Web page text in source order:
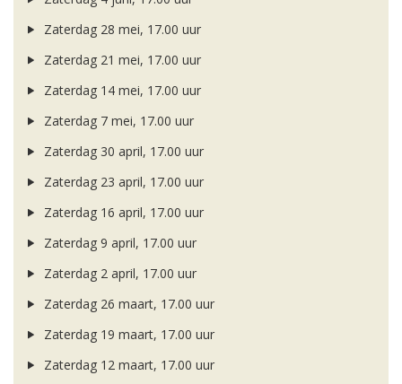
Zaterdag 28 mei, 17.00 uur
Zaterdag 21 mei, 17.00 uur
Zaterdag 14 mei, 17.00 uur
Zaterdag 7 mei, 17.00 uur
Zaterdag 30 april, 17.00 uur
Zaterdag 23 april, 17.00 uur
Zaterdag 16 april, 17.00 uur
Zaterdag 9 april, 17.00 uur
Zaterdag 2 april, 17.00 uur
Zaterdag 26 maart, 17.00 uur
Zaterdag 19 maart, 17.00 uur
Zaterdag 12 maart, 17.00 uur